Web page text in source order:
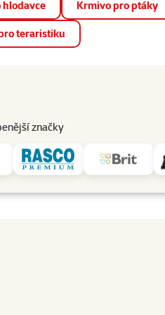
Super zoo.Více informací
hlodavce Krmivo pro ptáky
teraristiku
značky
Služby
a doručení